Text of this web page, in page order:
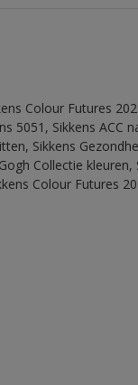
Colour Futures
5051, Sikkens ACC
Sikkens
Collectie
Colour Futures